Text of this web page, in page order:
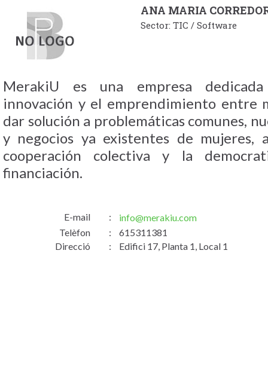
ANA MARIA
Sector: TIC / Software
MerakiU es una empresa
innovación y el emprendimiento entre
dar solución a problemáticas comunes,
y negocios ya existentes de mujeres,
cooperación colectiva y la
financiación.
E-mail :
info@merakiu.com
Telèfon
:
615311381
Direcció
: Edifici 17, Planta 1, Local 1